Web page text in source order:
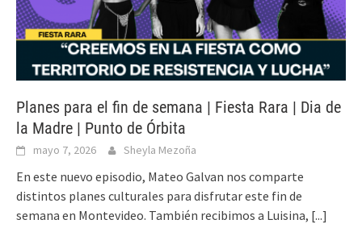
Planes para el fin de semana | Fiesta Rara | Dia de
la Madre | Punto de Órbita
mayo 7, 2026 Sheyla Mezoña
En este nuevo episodio, Mateo Galvan nos comparte
distintos planes culturales para disfrutar este fin de
semana en Montevideo. También recibimos a Luisina, [...]